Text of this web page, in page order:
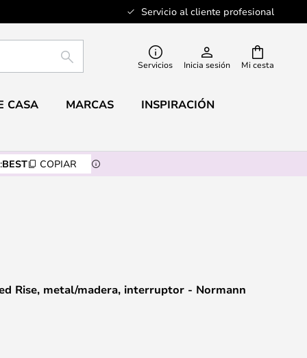
Servicio al cliente profesional
Mi cesta
BUSCAR Servicios Inicia sesión
CASA MARCAS INSPIRACIÓN
BEST COPIAR
Rise, metal/madera, interruptor - Normann